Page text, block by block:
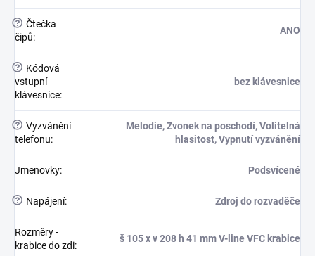
? Čtečka
čipů:
ANO
?
Kódová
vstupní
klávesnice:
bez klávesnice
? Vyzvánění
telefonu:
Melodie, Zvonek na poschodí, Volitelná
hlasitost, Vypnutí vyzvánění
Jmenovky: Podsvícené
? Napájení: Zdroj do rozvaděče
Rozměry -
krabice do zdi:
š 105 x v 208 h 41 mm V-line VFC krabice